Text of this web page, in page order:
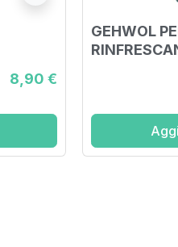
8,90 €
GEHWOL